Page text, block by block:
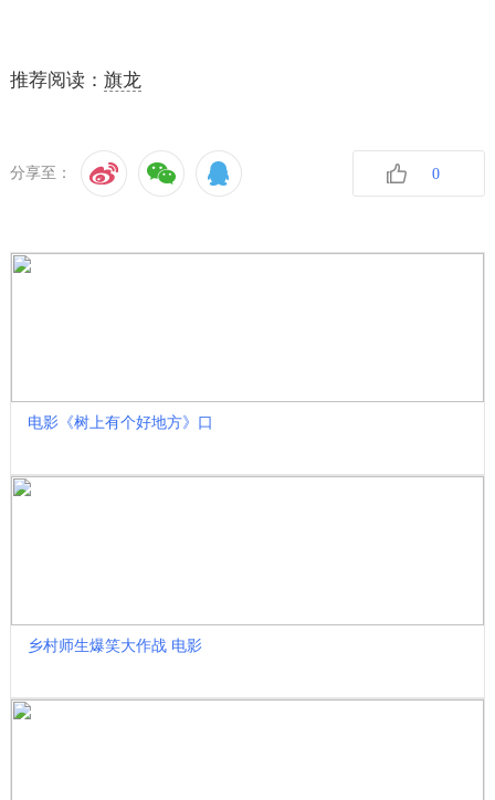
推荐阅读： 旗龙
分享至： 0
电影《树上有个好地方》口
乡村师生爆笑大作战 电影